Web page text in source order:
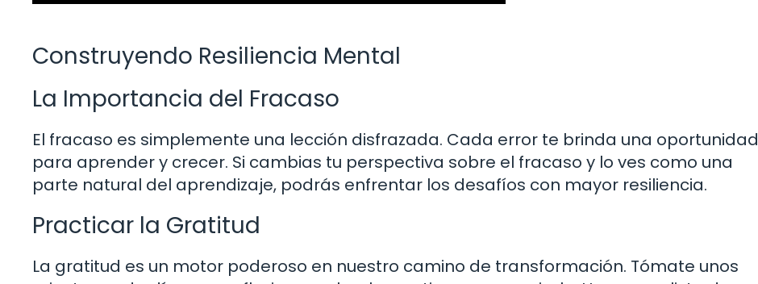
Construyendo Resiliencia Mental
La Importancia del Fracaso
El fracaso es simplemente una lección disfrazada. Cada error te brinda una oportunidad
para aprender y crecer. Si cambias tu perspectiva sobre el fracaso y lo ves como una
parte natural del aprendizaje, podrás enfrentar los desafíos con mayor resiliencia.
Practicar la Gratitud
La gratitud es un motor poderoso en nuestro camino de transformación. Tómate unos